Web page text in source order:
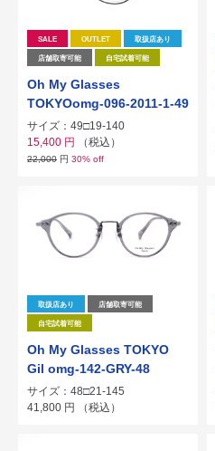
SALE OUTLET 取扱店あり
店舗取寄可能 自宅試着可能
Oh My Glasses
TOKYOomg-096-2011-1-49
サイズ：49□19-140
15,400 円 （税込）
22,000 円 30% off
取扱店あり 店舗取寄可能
自宅試着可能
Oh My Glasses TOKYO
Gil omg-142-GRY-48
サイズ：48□21-145
41,800 円 （税込）